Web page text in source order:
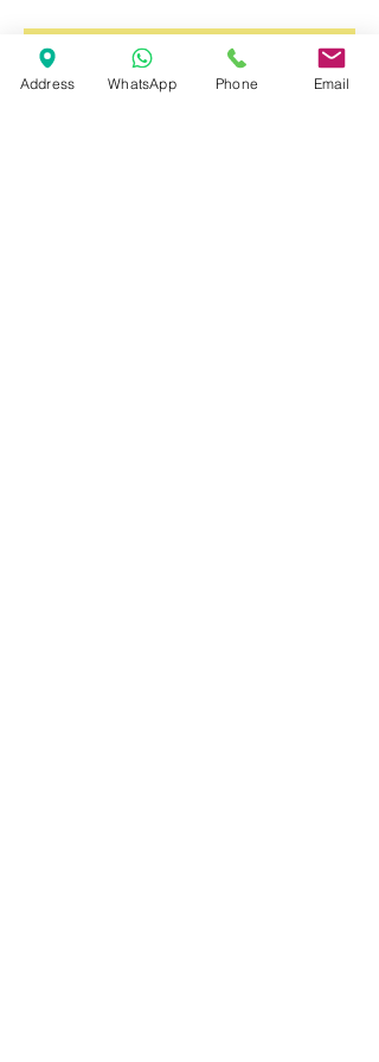
Marcas
Address WhatsApp Phone Email